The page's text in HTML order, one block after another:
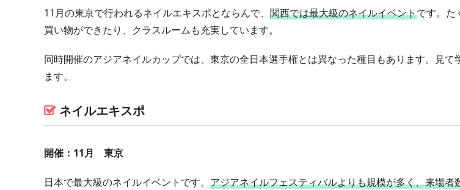
11月の東京で行われるネイルエキスポとならんで、 関西では最大級のネイルイベントです。た
買い物ができたり、クラスルームも充実しています。
同時開催のアジアネイルカップでは、東京の全日本選手権とは異なった種目もあります。見て
ます。
ネイルエキスポ
開催：11月 東京
日本で最大級のネイルイベントです。 アジアネイルフェスティバルよりも規模が多く、来場者